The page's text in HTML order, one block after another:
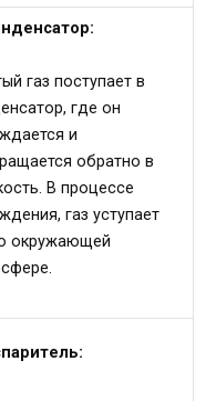
газ поступает в
где он
и
обратно в
В процессе
газ уступает
окружающей